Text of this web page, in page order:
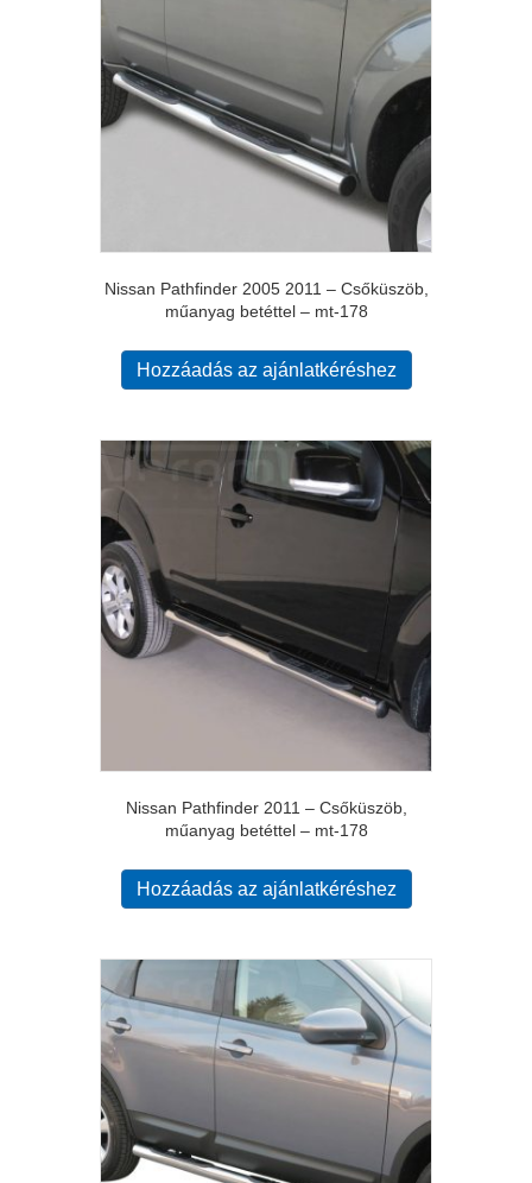
Nissan Pathfinder 2005 2011 – Csőküszöb,
műanyag betéttel – mt-178
Hozzáadás az ajánlatkéréshez
Nissan Pathfinder 2011 – Csőküszöb,
műanyag betéttel – mt-178
Hozzáadás az ajánlatkéréshez